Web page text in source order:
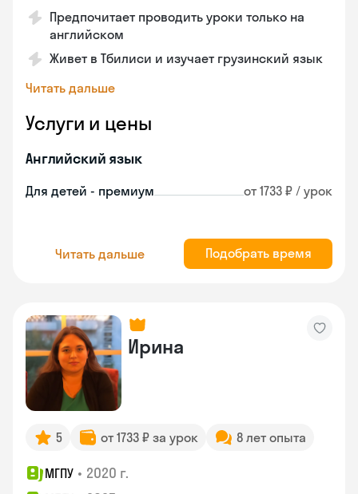
Предпочитает проводить уроки только на
английском
Живет в Тбилиси и изучает грузинский язык
Читать дальше
Услуги и цены
Английский язык
Для детей - премиум от 1733 ₽ / урок
Читать дальше Подобрать время
Ирина
5 от 1733 ₽ за урок 8 лет опыта
МГПУ • 2020 г.